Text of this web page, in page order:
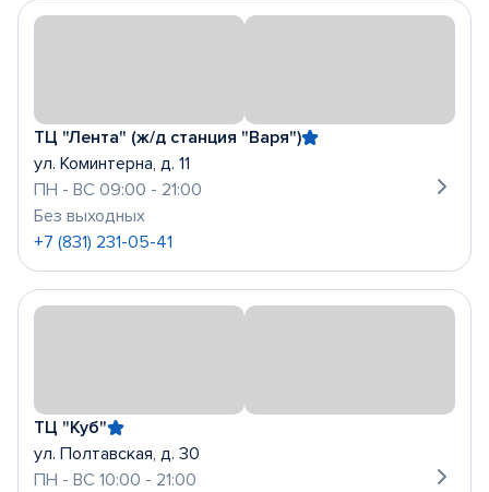
ТЦ "Лента" (ж/д станция "Варя")
ул. Коминтерна, д. 11
ПН - ВС 09:00 - 21:00
Без выходных
+7 (831) 231-05-41
ТЦ "Куб"
ул. Полтавская, д. 30
ПН - ВС 10:00 - 21:00